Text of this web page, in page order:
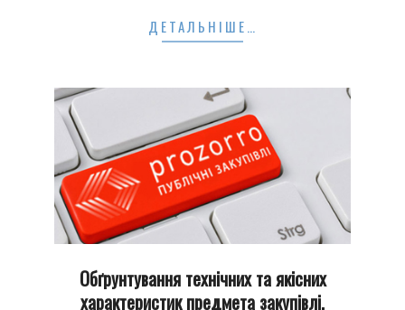
ДЕТАЛЬНІШЕ…
Обґрунтування технічних та якісних
характеристик предмета закупівлі,